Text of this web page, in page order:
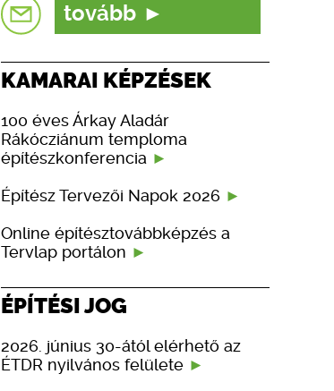
tovább
KAMARAI KÉPZÉSEK
100 éves Árkay Aladár
Rákócziánum temploma
építészkonferencia
Építész Tervezői Napok 2026
Online építésztovábbképzés a
Tervlap portálon
ÉPÍTÉSI JOG
2026. június 30-ától elérhető az
ÉTDR nyilvános felülete